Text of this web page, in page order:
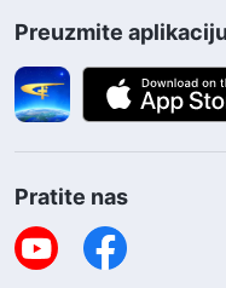
Preuzmite
Pratite nas